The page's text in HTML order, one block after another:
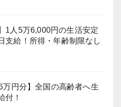
1人5万6,000円の生活安定
支給！所得・年齢制限なし
万円分】全国の高齢者へ生
付！